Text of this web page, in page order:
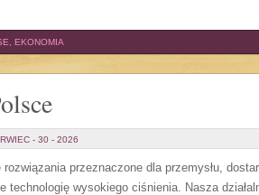
EKONOMIA
- 30 - 2026
rozwiązania przeznaczone dla przemysłu,
technologię wysokiego ciśnienia. Nasza